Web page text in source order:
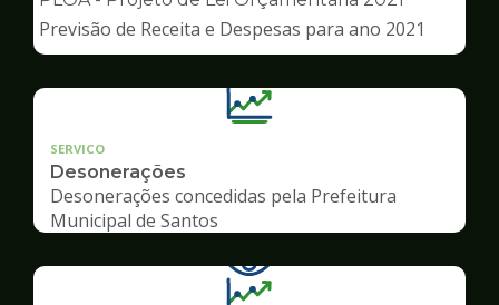
Transparência
Previsão de Receita e Despesas para ano 2021
SERVICO
Desonerações
Desonerações concedidas pela Prefeitura
Municipal de Santos